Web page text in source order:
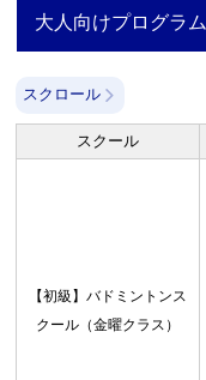
大人向けプログラム
スクロール
スクール
【初級】バドミントンス
クール（金曜クラス）